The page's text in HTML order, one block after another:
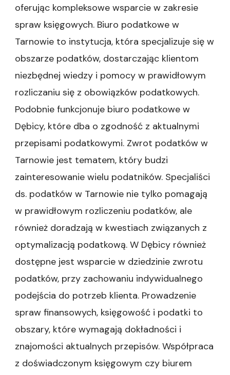
oferując kompleksowe wsparcie w zakresie
spraw księgowych. Biuro podatkowe w
Tarnowie to instytucja, która specjalizuje się w
obszarze podatków, dostarczając klientom
niezbędnej wiedzy i pomocy w prawidłowym
rozliczaniu się z obowiązków podatkowych.
Podobnie funkcjonuje biuro podatkowe w
Dębicy, które dba o zgodność z aktualnymi
przepisami podatkowymi. Zwrot podatków w
Tarnowie jest tematem, który budzi
zainteresowanie wielu podatników. Specjaliści
ds. podatków w Tarnowie nie tylko pomagają
w prawidłowym rozliczeniu podatków, ale
również doradzają w kwestiach związanych z
optymalizacją podatkową. W Dębicy również
dostępne jest wsparcie w dziedzinie zwrotu
podatków, przy zachowaniu indywidualnego
podejścia do potrzeb klienta. Prowadzenie
spraw finansowych, księgowość i podatki to
obszary, które wymagają dokładności i
znajomości aktualnych przepisów. Współpraca
z doświadczonym księgowym czy biurem